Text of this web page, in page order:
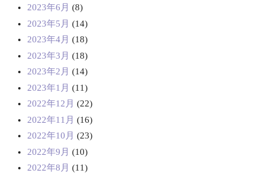
2023年6月 (8)
2023年5月 (14)
2023年4月 (18)
2023年3月 (18)
2023年2月 (14)
2023年1月 (11)
2022年12月 (22)
2022年11月 (16)
2022年10月 (23)
2022年9月 (10)
2022年8月 (11)